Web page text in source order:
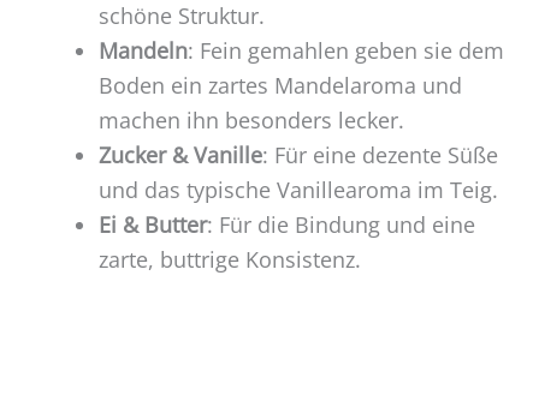
schöne Struktur.
Mandeln: Fein gemahlen geben sie dem
Boden ein zartes Mandelaroma und
machen ihn besonders lecker.
Zucker & Vanille: Für eine dezente Süße
und das typische Vanillearoma im Teig.
Ei & Butter: Für die Bindung und eine
zarte, buttrige Konsistenz.